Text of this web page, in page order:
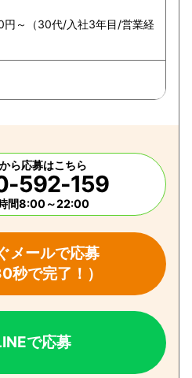
円～（30代/入社3年目/営業経
から応募はこちら
592-159
間8:00～22:00
メールで応募
秒で完了！）
で応募